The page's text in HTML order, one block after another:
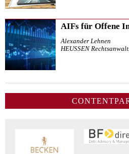
AIFs für Offene
Alexander Lehnen
HEUSSEN